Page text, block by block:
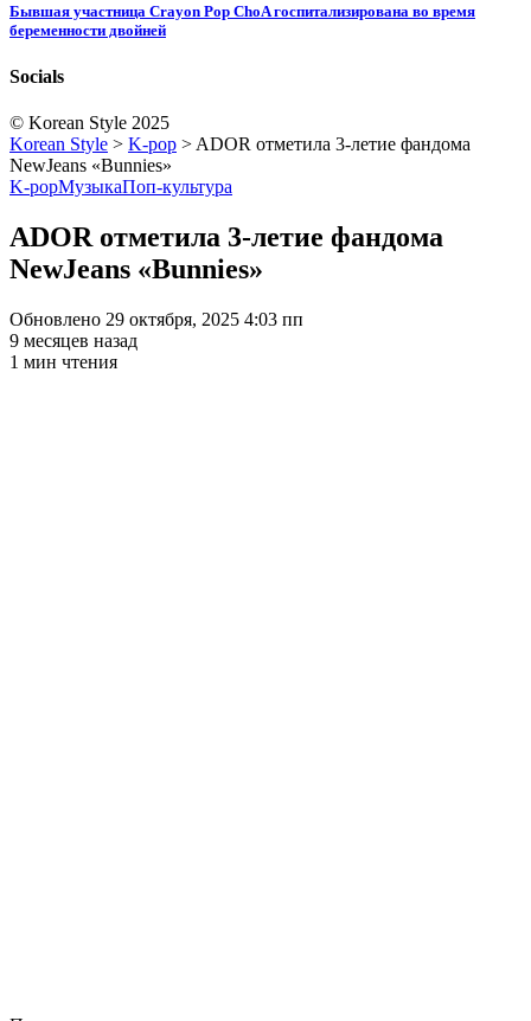
Бывшая участница Crayon Pop ChoA госпитализирована во время
беременности двойней
Socials
© Korean Style 2025
Korean Style > K-pop > ADOR отметила 3-летие фандома
NewJeans «Bunnies»
K-popМузыкаПоп-культура
ADOR отметила 3-летие фандома
NewJeans «Bunnies»
Обновлено 29 октября, 2025 4:03 пп
9 месяцев назад
1 мин чтения